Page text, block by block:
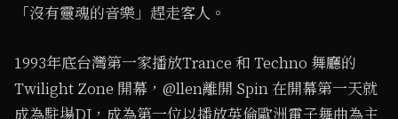
「沒有靈魂的音樂」趕走客人。
1993年底台灣第一家播放Trance 和 Techno 舞廳的
Twilight Zone 開幕，@llen離開 Spin 在開幕第一天就
成為駐場DJ，成為第一位以播放英倫歐洲電子舞曲為主